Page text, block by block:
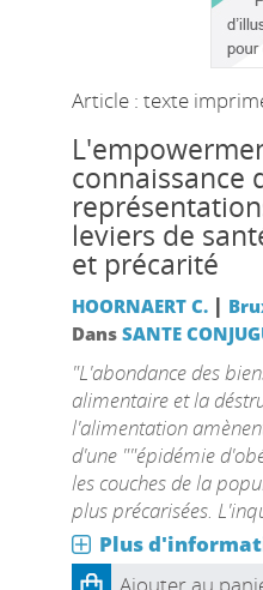
Article : texte
connaissance
leviers de
et précarité
HOORNAERT C. |
Dans SANTE
"L'abondance des
alimentaire et la
l'alimentation
d'une ""épidémie
les couches de la
plus précarisées.
Plus